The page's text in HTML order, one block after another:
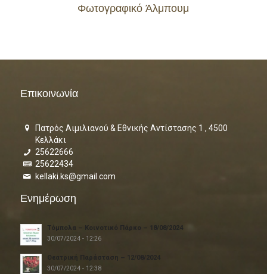
Φωτογραφικό Άλμπουμ
Επικοινωνία
Πατρός Αιμιλιανού & Εθνικής Αντίστασης 1 , 4500
Κελλάκι
25622666
25622434
kellaki.ks@gmail.com
Ενημέρωση
Τόμπολα – Κοινοτικό Πάρκο – 18/08/2024
30/07/2024 - 12:26
Θεατρική Παράσταση – 12/08/2024
30/07/2024 - 12:38